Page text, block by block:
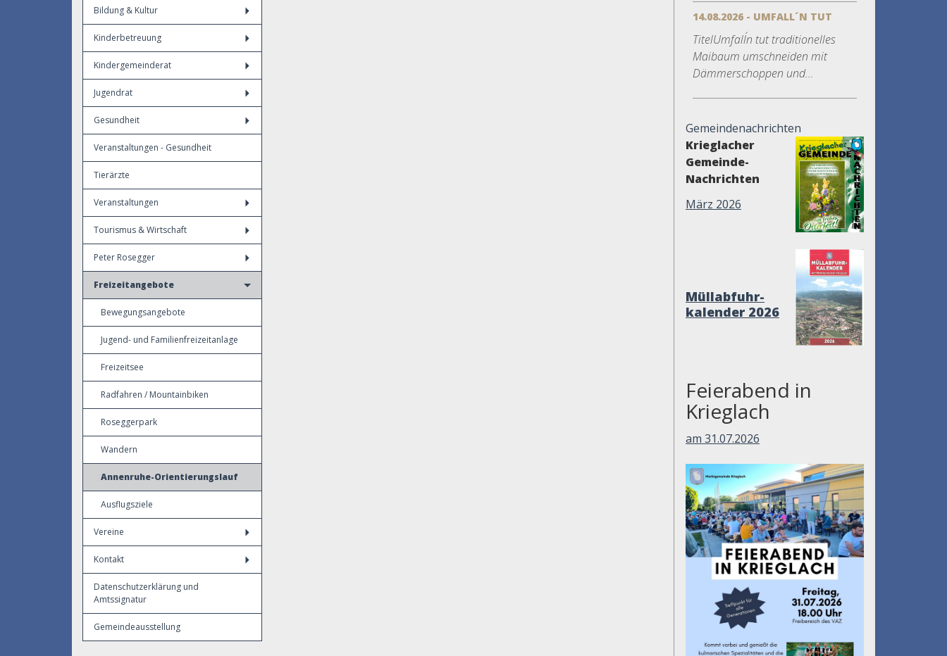
Bildung & Kultur
Kinderbetreuung
Kindergemeinderat
Jugendrat
Gesundheit
Veranstaltungen - Gesundheit
Tierärzte
Veranstaltungen
Tourismus & Wirtschaft
Peter Rosegger
Freizeitangebote
Bewegungsangebote
Jugend- und Familienfreizeitanlage
Freizeitsee
Radfahren / Mountainbiken
Roseggerpark
Wandern
Annenruhe-Orientierungslauf
Ausflugsziele
Vereine
Kontakt
Datenschutzerklärung und
Amtssignatur
Gemeindeausstellung
14.08.2026 - UMFALL´N TUT
TitelUmfall´n tut traditionelles
Maibaum umschneiden mit
Dämmerschoppen und...
Gemeindenachrichten
Krieglacher
Gemeinde-
Nachrichten
März 2026
Müllabfuhr-
kalender 2026
Feierabend in
Krieglach
am 31.07.2026